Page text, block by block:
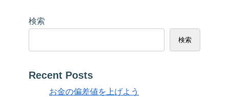
検索
検索
Recent Posts
お金の偏差値を上げよう